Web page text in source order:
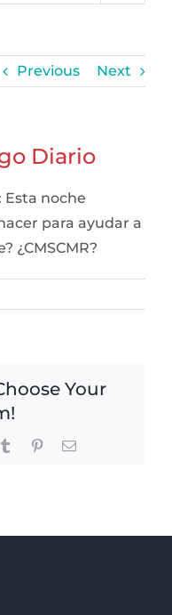
Previous Next
Diario
Esta noche
para ayudar a
¿CMSCMR?
Your
Tumblr PinterestEmail